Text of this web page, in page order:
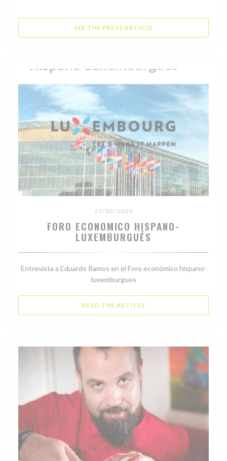
SEE THE PRESS ARTICLE
27/02/2020
FORO ECONOMICO HISPANO-
LUXEMBURGUÉS
Entrevista a Eduardo Ramos en el Foro económico hispano-
luxemburgues
READ THE ARTICLE((OPENS IN A NEW